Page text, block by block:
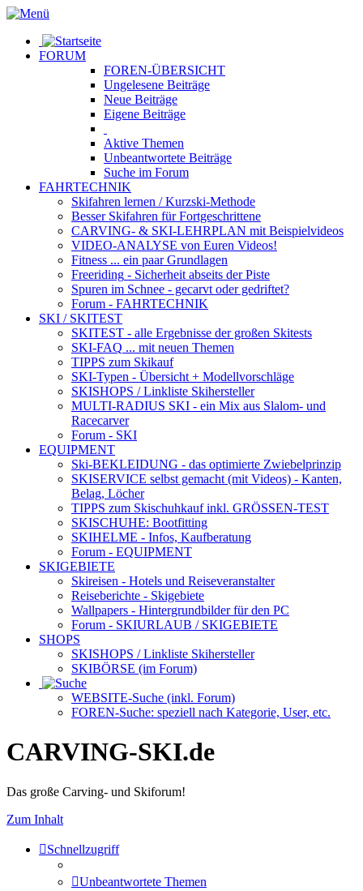
FORUM
FOREN-ÜBERSICHT
Ungelesene Beiträge
Neue Beiträge
Eigene Beiträge
Aktive Themen
Unbeantwortete Beiträge
Suche im Forum
FAHRTECHNIK
Skifahren lernen / Kurzski-Methode
Besser Skifahren für Fortgeschrittene
CARVING- & SKI-LEHRPLAN mit Beispielvideos
VIDEO-ANALYSE von Euren Videos!
Fitness ... ein paar Grundlagen
Freeriding - Sicherheit abseits der Piste
Spuren im Schnee - gecarvt oder gedriftet?
Forum - FAHRTECHNIK
SKI / SKITEST
SKITEST - alle Ergebnisse der großen Skitests
SKI-FAQ ... mit neuen Themen
TIPPS zum Skikauf
SKI-Typen - Übersicht + Modellvorschläge
SKISHOPS / Linkliste Skihersteller
MULTI-RADIUS SKI - ein Mix aus Slalom- und
Racecarver
Forum - SKI
EQUIPMENT
Ski-BEKLEIDUNG - das optimierte Zwiebelprinzip
SKISERVICE selbst gemacht (mit Videos) - Kanten,
Belag, Löcher
TIPPS zum Skischuhkaufinkl. GRÖSSEN-TEST
SKISCHUHE: Bootfitting
SKIHELME - Infos, Kaufberatung
Forum - EQUIPMENT
SKIGEBIETE
Skireisen - Hotels und Reiseveranstalter
Reiseberichte - Skigebiete
Wallpapers - Hintergrundbilder für den PC
Forum - SKIURLAUB / SKIGEBIETE
SHOPS
SKISHOPS / Linkliste Skihersteller
SKIBÖRSE (im Forum)
WEBSITE-Suche (inkl. Forum)
FOREN-Suche: speziell nach Kategorie, User, etc.
CARVING-SKI.de
Das große Carving- und Skiforum!
Zum Inhalt
Schnellzugriff
Unbeantwortete Themen